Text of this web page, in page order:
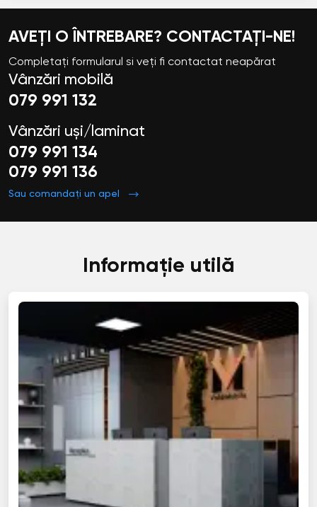
AVEȚI O ÎNTREBARE? CONTACTAȚI-NE!
Completați formularul si veți fi contactat neapărat
Vânzări mobilă
079 991 132
Vânzări uși/laminat
079 991 134
079 991 136
Sau comandați un apel
Informație utilă